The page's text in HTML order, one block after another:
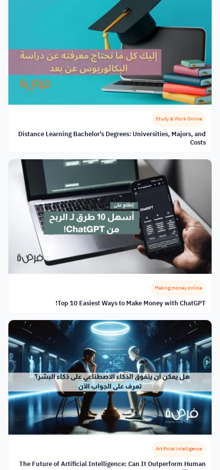
Study & Work Online
Distance Learning Bachelor's Degrees: Universities, Majors, and
Costs
Making money online
Top 10 Easiest Ways to Make Money with ChatGPT!
Artificial intelligence
The Future of Artificial Intelligence: Can It Outperform Human